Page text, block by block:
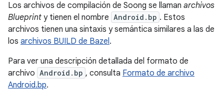
Los archivos de compilación de Soong se llaman archivos
Blueprint y tienen el nombre Android.bp . Estos
archivos tienen una sintaxis y semántica similares a las de
los archivos BUILD de Bazel.
Para ver una descripción detallada del formato de
archivo Android.bp , consulta Formato de archivo
Android.bp.